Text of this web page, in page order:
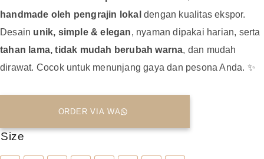
handmade oleh pengrajin lokal dengan kualitas ekspor.
Desain unik, simple & elegan, nyaman dipakai harian, serta
tahan lama, tidak mudah berubah warna, dan mudah
dirawat. Cocok untuk menunjang gaya dan pesona Anda. ✨
ORDER VIA WA
Size